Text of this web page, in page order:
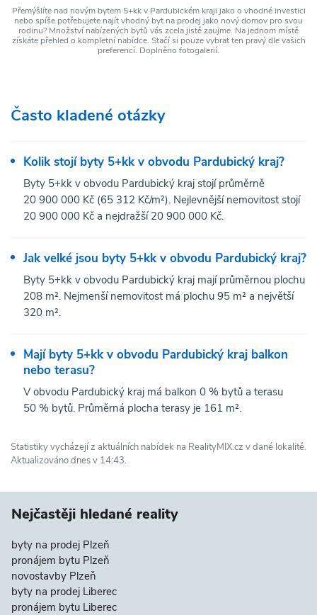
Přemýšlíte nad novým bytem 5+kk v Pardubickém kraji jako o vhodné investici
nebo spíše potřebujete najít vhodný byt na prodej jako nový domov pro svou
rodinu? Množství nabízených bytů vás zcela jistě zaujme. Na jednom místě
získáte přehled o kompletní nabídce. Stačí si pouze vybrat ten pravý dle vašich
preferencí. Doplněno fotogalerií.
Často kladené otázky
Kolik stojí byty 5+kk v obvodu Pardubický kraj?
Byty 5+kk v obvodu Pardubický kraj stojí průměrně
20 900 000 Kč (65 312 Kč/m²). Nejlevnější nemovitost stojí
20 900 000 Kč a nejdražší 20 900 000 Kč.
Jak velké jsou byty 5+kk v obvodu Pardubický kraj?
Byty 5+kk v obvodu Pardubický kraj mají průměrnou plochu
208 m². Nejmenší nemovitost má plochu 95 m² a největší
320 m².
Mají byty 5+kk v obvodu Pardubický kraj balkon
nebo terasu?
V obvodu Pardubický kraj má balkon 0 % bytů a terasu
50 % bytů. Průměrná plocha terasy je 161 m².
Statistiky vycházejí z aktuálních nabídek na RealityMIX.cz v dané lokalitě.
Aktualizováno dnes v 14:43.
Nejčastěji hledané reality
byty na prodej Plzeň
pronájem bytu Plzeň
novostavby Plzeň
byty na prodej Liberec
pronájem bytu Liberec